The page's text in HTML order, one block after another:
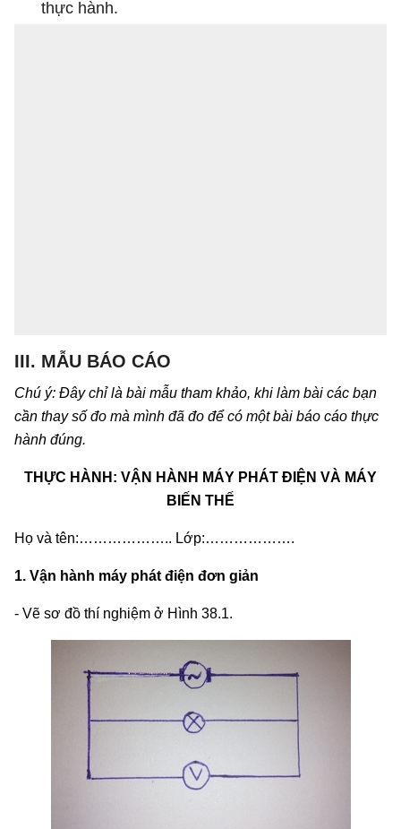
thực hành.
III. MẪU BÁO CÁO
Chú ý: Đây chỉ là bài mẫu tham khảo, khi làm bài các bạn
cần thay số đo mà mình đã đo để có một bài báo cáo thực
hành đúng.
THỰC HÀNH: VẬN HÀNH MÁY PHÁT ĐIỆN VÀ MÁY
BIẾN THẾ
Họ và tên:……………….. Lớp:……………….
1. Vận hành máy phát điện đơn giản
- Vẽ sơ đồ thí nghiệm ở Hình 38.1.